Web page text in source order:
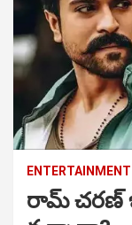
ENTERTAINMENT
రామ్ చరణ్